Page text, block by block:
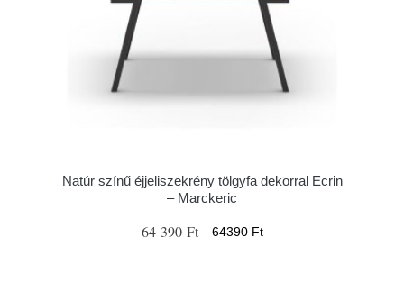
Natúr színű éjjeliszekrény tölgyfa dekorral Ecrin
– Marckeric
64 390 Ft 64390 Ft